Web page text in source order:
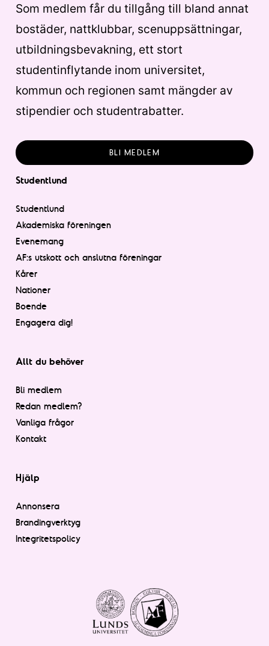
Som medlem får du tillgång till bland annat
bostäder, nattklubbar, scenuppsättningar,
utbildningsbevakning, ett stort
studentinflytande inom universitet,
kommun och regionen samt mängder av
stipendier och studentrabatter.
BLI MEDLEM
Studentlund
Studentlund
Akademiska föreningen
Evenemang
AF:s utskott och anslutna föreningar
Kårer
Nationer
Boende
Engagera dig!
Allt du behöver
Bli medlem
Redan medlem?
Vanliga frågor
Kontakt
Hjälp
Annonsera
Brandingverktyg
Integritetspolicy